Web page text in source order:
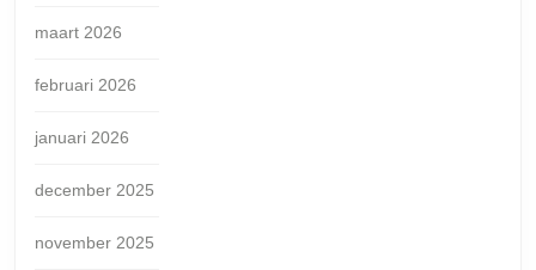
maart 2026
februari 2026
januari 2026
december 2025
november 2025